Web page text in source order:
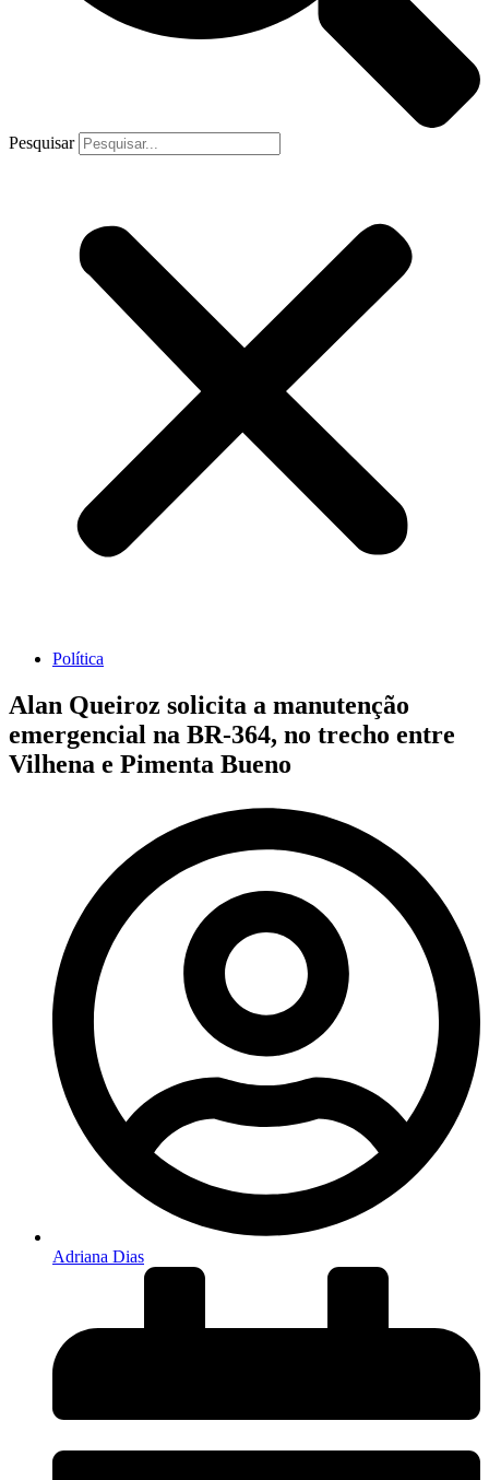
Pesquisar
Política
Alan Queiroz solicita a manutenção
emergencial na BR-364, no trecho entre
Vilhena e Pimenta Bueno
Adriana Dias